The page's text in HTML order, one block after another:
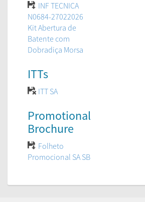
INF TECNICA
N0684-27022026
Kit Abertura de
Batente com
Dobradiça Morsa
ITTs
ITT SA
Promotional
Brochure
Folheto
Promocional SA SB